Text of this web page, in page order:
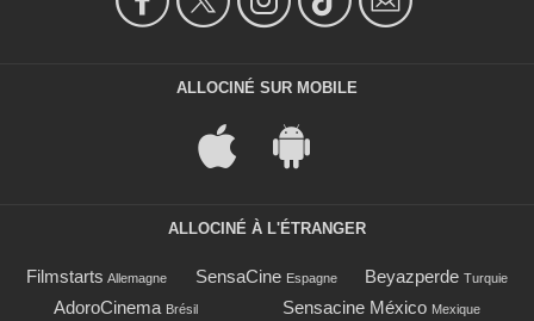
ALLOCINÉ SUR MOBILE
ALLOCINÉ À L'ÉTRANGER
Filmstarts Allemagne SensaCine Espagne Beyazperde Turquie
AdoroCinema Brésil Sensacine México Mexique